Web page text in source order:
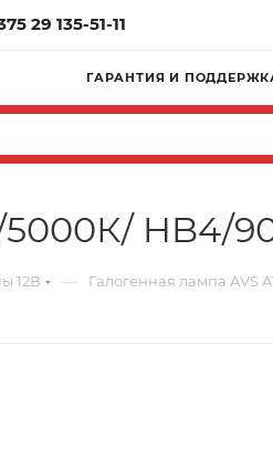
29 135-51-11
ГАРАНТИЯ И
HB4/
12В — Галогенная лампа AVS